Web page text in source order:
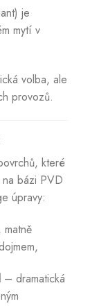
je
mytí v
volba, ale
provozů.
které
bázi PVD
úpravy:
– dramatická